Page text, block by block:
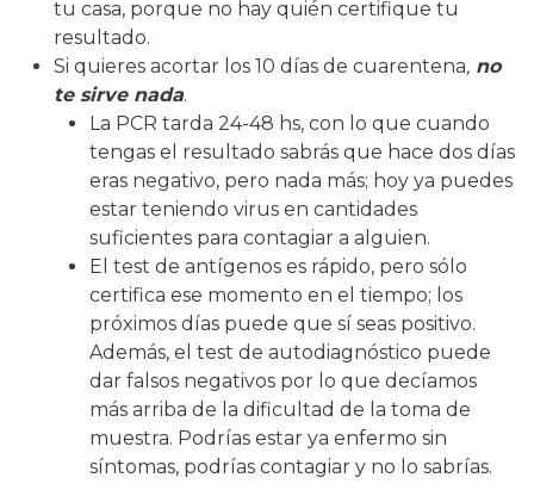
tu casa, porque no hay quién certifique tu
resultado.
Si quieres acortar los 10 días de cuarentena, no
te sirve nada.
La PCR tarda 24-48 hs, con lo que cuando
tengas el resultado sabrás que hace dos días
eras negativo, pero nada más; hoy ya puedes
estar teniendo virus en cantidades
suficientes para contagiar a alguien.
El test de antígenos es rápido, pero sólo
certifica ese momento en el tiempo; los
próximos días puede que sí seas positivo.
Además, el test de autodiagnóstico puede
dar falsos negativos por lo que decíamos
más arriba de la dificultad de la toma de
muestra. Podrías estar ya enfermo sin
síntomas, podrías contagiar y no lo sabrías.